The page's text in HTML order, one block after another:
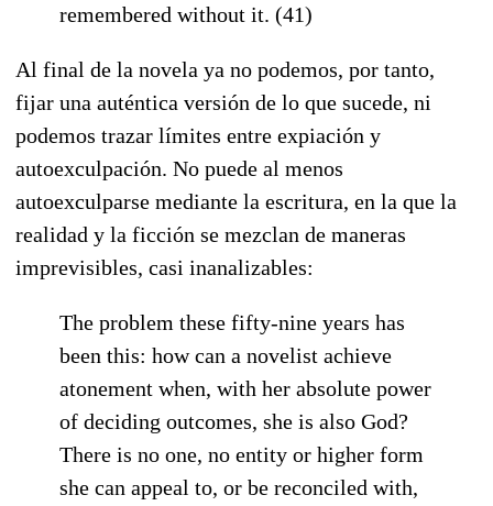
remembered without it. (41)
Al final de la novela ya no podemos, por tanto,
fijar una auténtica versión de lo que sucede, ni
podemos trazar límites entre expiación y
autoexculpación. No puede al menos
autoexculparse mediante la escritura, en la que la
realidad y la ficción se mezclan de maneras
imprevisibles, casi inanalizables:
The problem these fifty-nine years has
been this: how can a novelist achieve
atonement when, with her absolute power
of deciding outcomes, she is also God?
There is no one, no entity or higher form
she can appeal to, or be reconciled with,